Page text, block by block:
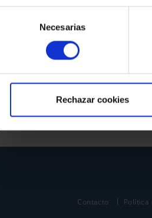
consentimiento
Necesarias
Rechazar cookies
Contacto Política